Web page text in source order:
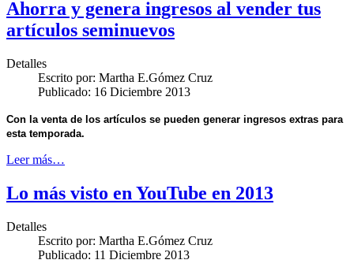
Ahorra y genera ingresos al vender tus
artículos seminuevos
Detalles
Escrito por: Martha E.Gómez Cruz
Publicado: 16 Diciembre 2013
Con la venta de los artículos se pueden generar ingresos extras para
esta temporada.
Leer más…
Lo más visto en YouTube en 2013
Detalles
Escrito por: Martha E.Gómez Cruz
Publicado: 11 Diciembre 2013